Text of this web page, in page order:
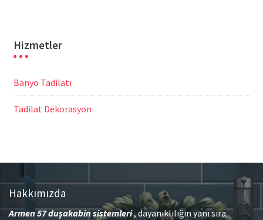
Hizmetler
Banyo Tadilatı
Tadilat Dekorasyon
Hakkımızda
Armen 57duşakabin sistemleri, dayanıklılığın yanı sıra